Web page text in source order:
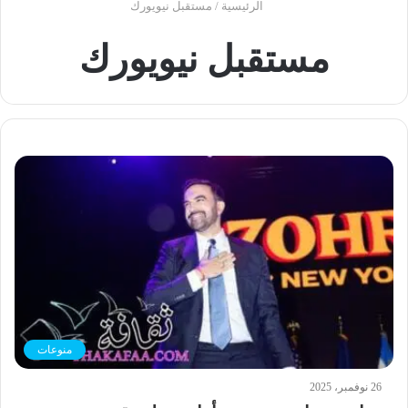
الرئيسية / مستقبل نيويورك
مستقبل نيويورك
منوعات
26 نوفمبر، 2025